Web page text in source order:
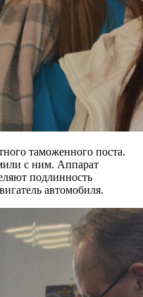
таможенного поста.
с ним. Аппарат
подлинность
автомобиля.